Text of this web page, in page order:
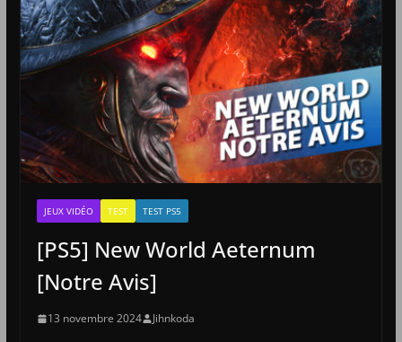
JEUX VIDÉO TEST TEST PS5
[PS5] New World Aeternum
[Notre Avis]
13 novembre 2024 Jihnkoda